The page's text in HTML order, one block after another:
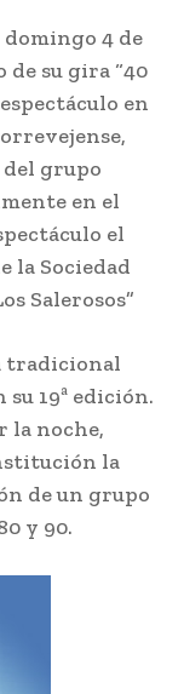
4 de
su gira “40
en
del grupo
en el
el
la Sociedad
Salerosos”
tradicional
19ª edición.
la noche,
la
de un grupo
y 90.